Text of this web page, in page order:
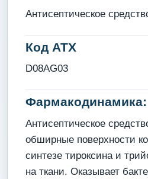
Антисептическое
Код АТХ
D08AG03
Фармакодинамика:
Антисептическое
обширные поверхности
синтезе тироксина и
на ткани. Оказывает